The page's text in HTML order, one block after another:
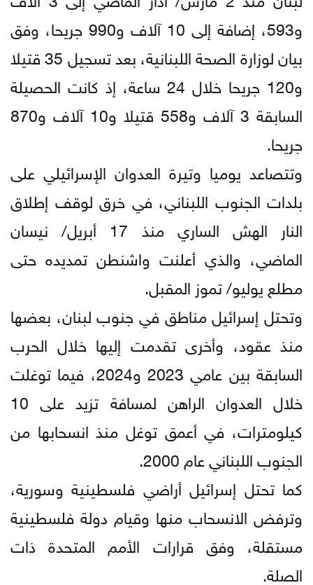
و593، إضافة إلى 10 آلاف و990 جريحا، وفق
بيان لوزارة الصحة اللبنانية، بعد تسجيل 35 قتيلا
و120 جريحا خلال 24 ساعة، إذ كانت الحصيلة
السابقة 3 آلاف و558 قتيلا و10 آلاف و870
جريحا.
وتتصاعد يوميا وتيرة العدوان الإسرائيلي على
بلدات الجنوب اللبناني، في خرق لوقف إطلاق
النار الهش الساري منذ 17 أبريل/ نيسان
الماضي، والذي أعلنت واشنطن تمديده حتى
مطلع يوليو/ تموز المقبل.
وتحتل إسرائيل مناطق في جنوب لبنان، بعضها
منذ عقود، وأخرى تقدمت إليها خلال الحرب
السابقة بين عامي 2023 و2024، فيما توغلت
خلال العدوان الراهن لمسافة تزيد على 10
كيلومترات، في أعمق توغل منذ انسحابها من
الجنوب اللبناني عام 2000.
كما تحتل إسرائيل أراضي فلسطينية وسورية،
وترفض الانسحاب منها وقيام دولة فلسطينية
مستقلة، وفق قرارات الأمم المتحدة ذات
الصلة.